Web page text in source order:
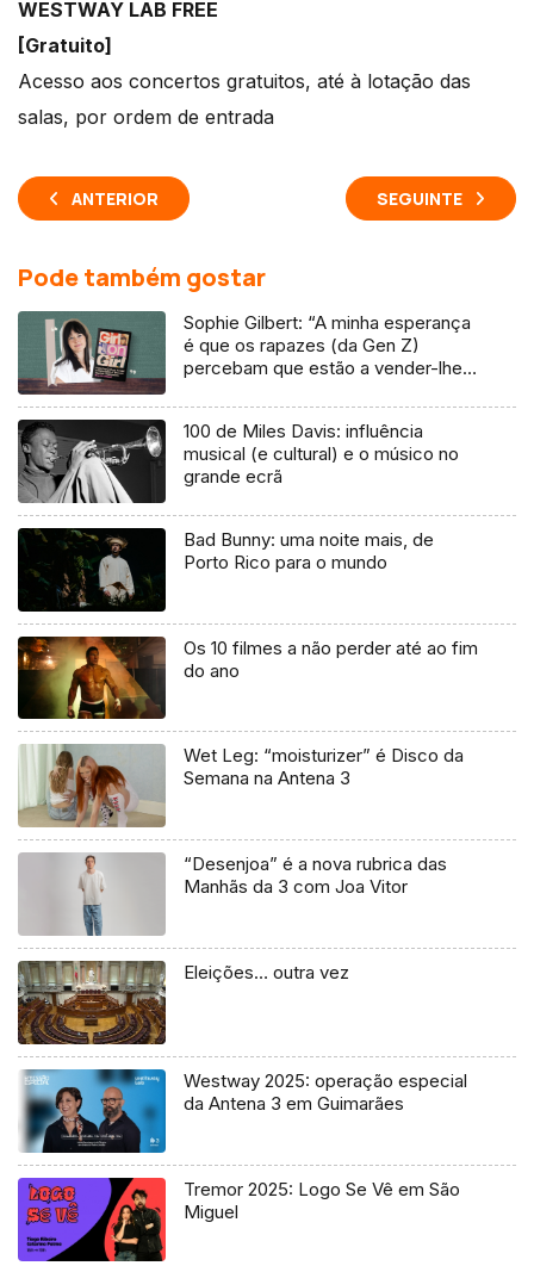
WESTWAY LAB FREE
[Gratuito]
Acesso aos concertos gratuitos, até à lotação das
salas, por ordem de entrada
ANTERIOR SEGUINTE
Pode também gostar
Sophie Gilbert: “A minha esperança
é que os rapazes (da Gen Z)
percebam que estão a vender-lhes
100 de Miles Davis: influência
musical (e cultural) e o músico no
grande ecrã
Bad Bunny: uma noite mais, de
Porto Rico para o mundo
Os 10 filmes a não perder até ao fim
do ano
Wet Leg: “moisturizer” é Disco da
Semana na Antena 3
“Desenjoa” é a nova rubrica das
Manhãs da 3 com Joa Vitor
Eleições… outra vez
Westway 2025: operação especial
da Antena 3 em Guimarães
Tremor 2025: Logo Se Vê em São
Miguel